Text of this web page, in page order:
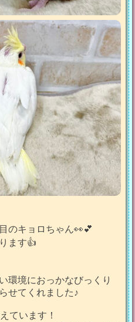
のキョロちゃん👀💕
ます👍
環境におっかなびっくり
せてくれました♪
ています！